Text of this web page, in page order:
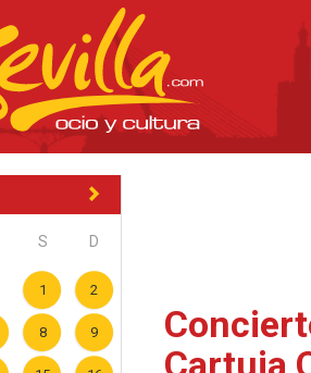
S D
1 2
8 9
Cartuja